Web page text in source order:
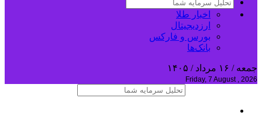
اخبار طلا
ارزدیجیتال
بورس و فارکس
بانک‌ها
جمعه / ۱۶ مرداد / ۱۴۰۵
Friday, 7 August , 2026